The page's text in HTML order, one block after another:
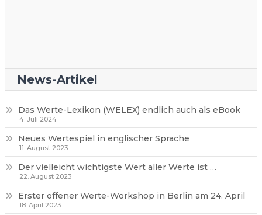
News-Artikel
Das Werte-Lexikon (WELEX) endlich auch als eBook
4. Juli 2024
Neues Wertespiel in englischer Sprache
11. August 2023
Der vielleicht wichtigste Wert aller Werte ist …
22. August 2023
Erster offener Werte-Workshop in Berlin am 24. April
18. April 2023